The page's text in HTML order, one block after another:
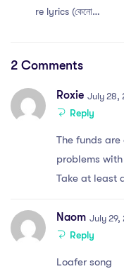
re lyrics (কেনো
2 Comments
Roxie July 28,
Reply
The funds
problems
Take at least
Naom July 29,
Reply
Loafer song